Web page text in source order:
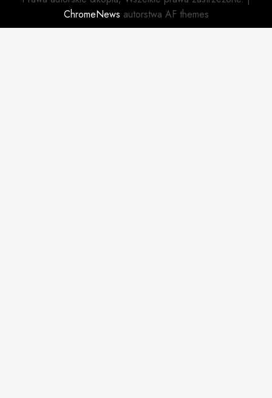
ChromeNews autorstwa AF themes